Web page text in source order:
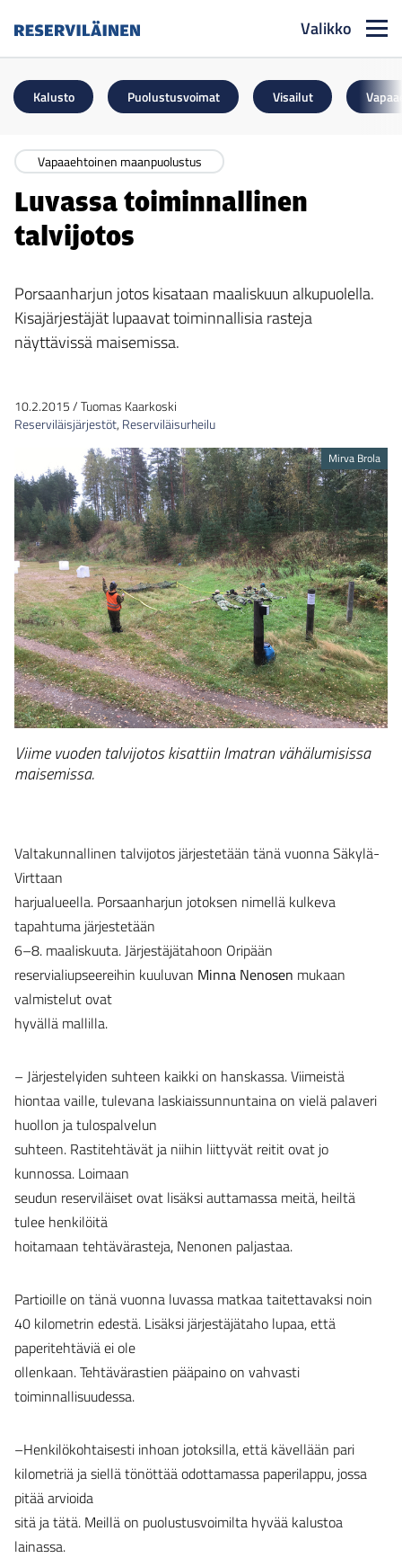
Valikko
Kalusto Puolustusvoimat Visailut
Vapaaehtoinen maanpuolustus
Luvassa toiminnallinen
talvijotos
Porsaanharjun jotos kisataan maaliskuun alkupuolella.
Kisajärjestäjät lupaavat toiminnallisia rasteja
näyttävissä maisemissa.
10.2.2015/Tuomas Kaarkoski
Reserviläisjärjestöt, Reserviläisurheilu
Mirva Brola
Viime vuoden talvijotos kisattiin Imatran vähälumisissa
maisemissa.
Valtakunnallinen talvijotos järjestetään tänä vuonna Säkylä-
Virttaan
harjualueella. Porsaanharjun jotoksen nimellä kulkeva
tapahtuma järjestetään
6–8. maaliskuuta. Järjestäjätahoon Oripään
reservialiupseereihin kuuluvan Minna Nenosen mukaan
valmistelut ovat
hyvällä mallilla.
– Järjestelyiden suhteen kaikki on hanskassa. Viimeistä
hiontaa vaille, tulevana laskiaissunnuntaina on vielä palaveri
huollon ja tulospalvelun
suhteen. Rastitehtävät ja niihin liittyvät reitit ovat jo
kunnossa. Loimaan
seudun reserviläiset ovat lisäksi auttamassa meitä, heiltä
tulee henkilöitä
hoitamaan tehtävärasteja, Nenonen paljastaa.
Partioille on tänä vuonna luvassa matkaa taitettavaksi noin
40 kilometrin edestä. Lisäksi järjestäjätaho lupaa, että
paperitehtäviä ei ole
ollenkaan. Tehtävärastien pääpaino on vahvasti
toiminnallisuudessa.
–Henkilökohtaisesti inhoan jotoksilla, että kävellään pari
kilometriä ja siellä tönöttää odottamassa paperilappu, jossa
pitää arvioida
sitä ja tätä. Meillä on puolustusvoimilta hyvää kalustoa
lainassa.